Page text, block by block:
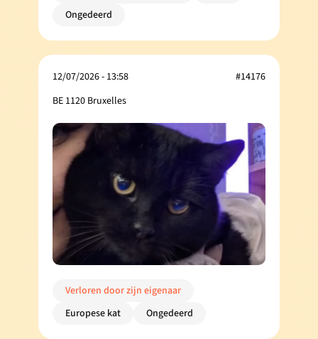
Ongedeerd
12/07/2026 - 13:58
BE 1120 Bruxelles
#14176
Verloren door zijn eigenaar
Europese kat
Ongedeerd